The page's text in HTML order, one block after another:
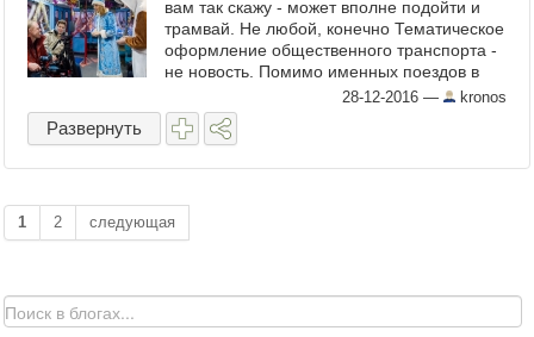
вам так скажу - может вполне подойти и
трамвай. Не любой, конечно Тематическое
оформление общественного транспорта -
не новость. Помимо именных поездов в
метро (коих стало в последний год какое-
то невообразимое ...
28-12-2016 — kronos
Развернуть
1 2 следующая